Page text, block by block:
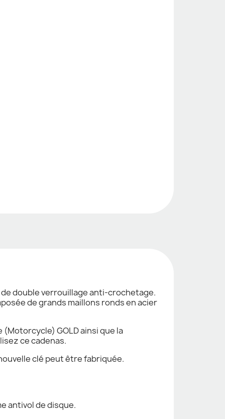
de double verrouillage anti-crochetage.
de grands maillons ronds en acier
GOLD ainsi que la
ce cadenas.
clé peut être fabriquée.
antivol de disque.